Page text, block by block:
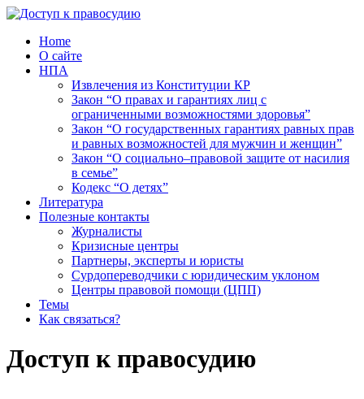
Home
О сайте
НПА
Извлечения из Конституции КР
Закон “О правах и гарантиях лиц с
ограниченными возможностями здоровья”
Закон “О государственных гарантиях равных прав
и равных возможностей для мужчин и женщин”
Закон “О социально–правовой защите от насилия
в семье”
Кодекс “О детях”
Литература
Полезные контакты
Журналисты
Кризисные центры
Партнеры, эксперты и юристы
Сурдопереводчики с юридическим уклоном
Центры правовой помощи (ЦПП)
Темы
Как связаться?
Доступ к правосудию